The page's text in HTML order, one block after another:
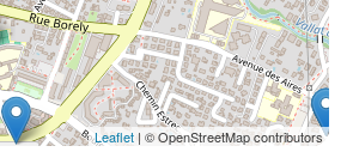
Leaflet | © OpenStreetMap contributors